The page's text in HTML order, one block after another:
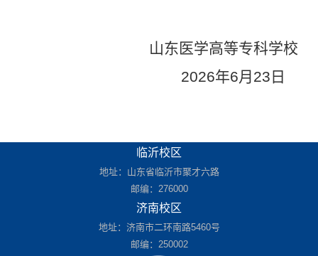
山东医学高等专科学校
2026年6月23日
临沂校区
地址：山东省临沂市聚才六路
邮编：276000
济南校区
地址：济南市二环南路5460号
邮编：250002